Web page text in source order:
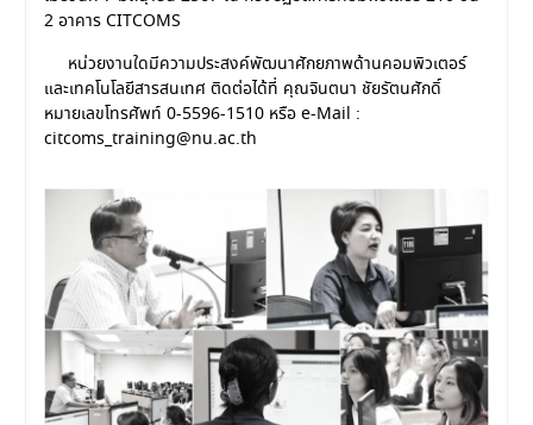
2 อาคาร CITCOMS
หน่วยงานใดมีความประสงค์พัฒนาศักยภาพด้านคอมพิวเตอร์
และเทคโนโลยีสารสนเทศ ติดต่อได้ที่ คุณจินตนา ชัยรัตนศักดิ์
หมายเลขโทรศัพท์ 0-5596-1510 หรือ e-Mail :
citcoms_training@nu.ac.th